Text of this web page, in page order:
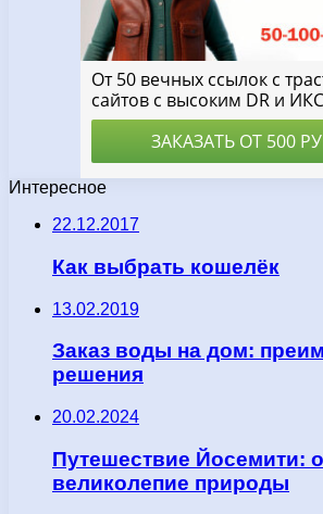
Интересное
22.12.2017
Как выбрать кошелёк
13.02.2019
Заказ воды на дом:
решения
20.02.2024
Путешествие Йосемити:
великолепие природы